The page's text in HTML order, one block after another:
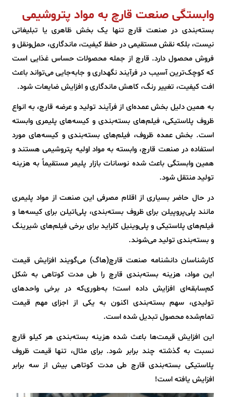
وابستگی صنعت قارچ به مواد پتروشیمی
بسته‌بندی در صنعت قارچ تنها یک بخش ظاهری یا تبلیغاتی
نیست، بلکه نقش مستقیمی در حفظ کیفیت، ماندگاری، حمل‌ونقل و
فروش محصول دارد. قارچ از جمله محصولات حساس غذایی است
که کوچک‌ترین آسیب در فرآیند نگهداری و جابه‌جایی می‌تواند باعث
افت کیفیت، تغییر رنگ، کاهش ماندگاری و افزایش ضایعات شود.
به همین دلیل بخش عمده‌ای از فرآیند تولید و عرضه قارچ، به انواع
ظروف پلاستیکی، فیلم‌های بسته‌بندی و کیسه‌های پلیمری وابسته
است. بخش عمده ظروف، فیلم‌های بسته‌بندی و کیسه‌های مورد
استفاده در صنعت قارچ، وابسته به مواد اولیه پتروشیمی هستند و
همین وابستگی باعث شده نوسانات بازار پلیمر مستقیماً به هزینه
تولید منتقل شود.
در حال حاضر بسیاری از اقلام مصرفی این صنعت از مواد پلیمری
مانند پلی‌پروپیلن برای ظروف بسته‌بندی، پلی‌اتیلن برای کیسه‌ها و
فیلم‌های پلاستیکی و پلی‌وینیل کلراید برای برخی فیلم‌های شیرینگ
و بسته‌بندی تولید می‌شوند.
کارشناسان دانشنامه صنعت قارچ(هاگ) می‌گویند افزایش قیمت
این مواد، هزینه بسته‌بندی قارچ را طی مدت کوتاهی به شکل
کم‌سابقه‌ای افزایش داده است؛ به‌طوری‌که در برخی واحدهای
تولیدی، سهم بسته‌بندی اکنون به یکی از اجزای مهم قیمت
تمام‌شده محصول تبدیل شده است.
این افزایش قیمت‌ها باعث شده هزینه بسته‌بندی هر کیلو قارچ
نسبت به گذشته چند برابر شود. برای مثال، تنها قیمت ظروف
پلاستیکی بسته‌بندی قارچ طی مدت کوتاهی بیش از سه برابر
افزایش یافته است!